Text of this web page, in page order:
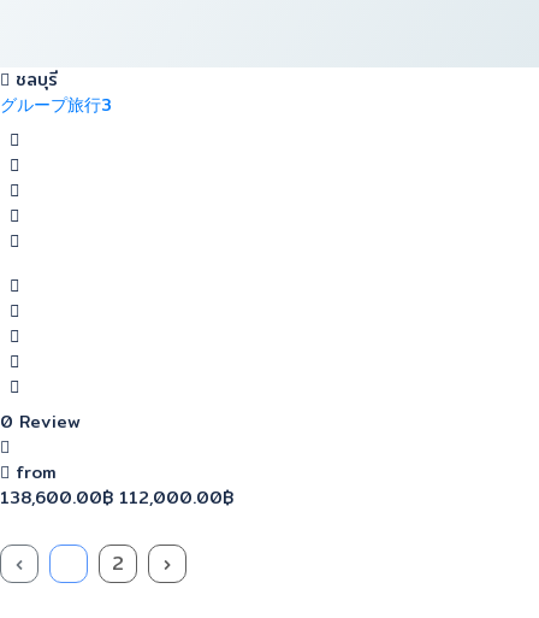
ชลบุรี
グループ旅行3
0 Review
from
138,600.00฿ 112,000.00฿
‹ 2 ›